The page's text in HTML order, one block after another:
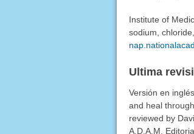
Institute of
sodium,
Ultima
Versión en
and heal
reviewed by
A.D.A.M.